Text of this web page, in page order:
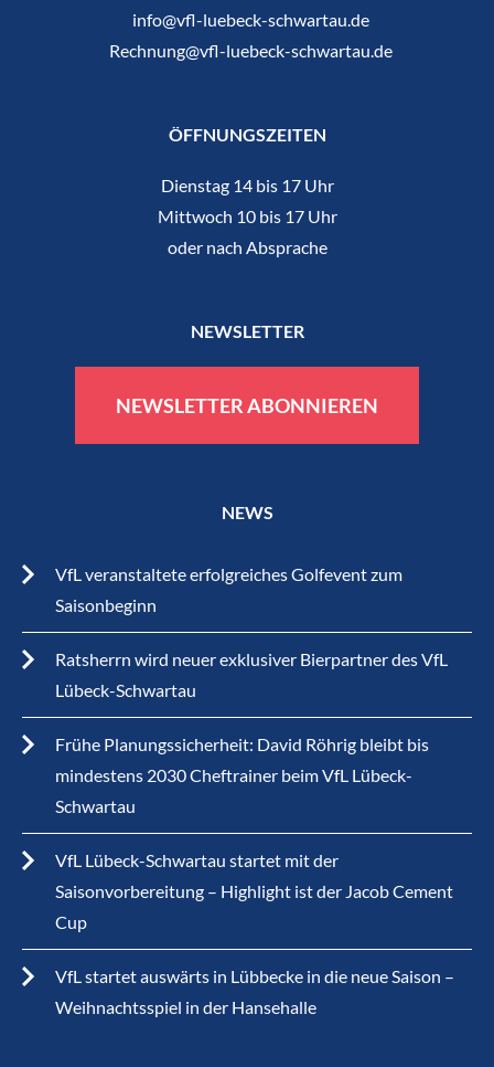
info@vfl-luebeck-schwartau.de
Rechnung@vfl-luebeck-schwartau.de
ÖFFNUNGSZEITEN
Dienstag 14 bis 17 Uhr
Mittwoch 10 bis 17 Uhr
oder nach Absprache
NEWSLETTER
NEWSLETTER ABONNIEREN
NEWS
VfL veranstaltete erfolgreiches Golfevent zum
Saisonbeginn
Ratsherrn wird neuer exklusiver Bierpartner des VfL
Lübeck-Schwartau
Frühe Planungssicherheit: David Röhrig bleibt bis
mindestens 2030 Cheftrainer beim VfL Lübeck-
Schwartau
VfL Lübeck-Schwartau startet mit der
Saisonvorbereitung – Highlight ist der Jacob Cement
Cup
VfL startet auswärts in Lübbecke in die neue Saison –
Weihnachtsspiel in der Hansehalle